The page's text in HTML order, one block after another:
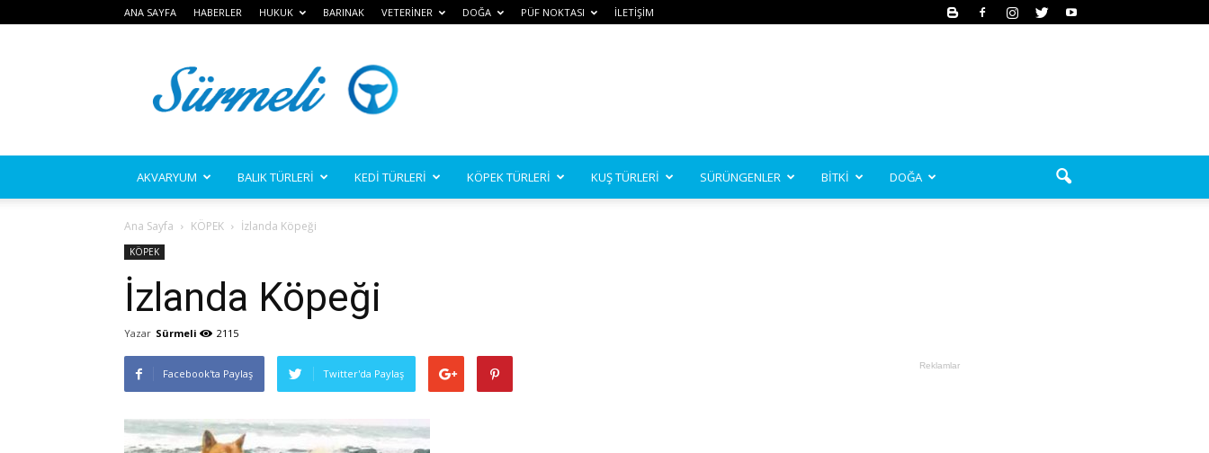
ANA SAYFA HABERLER HUKUK BARINAK VETERİNER DOĞA PÜF NOKTASI İLETİŞİM
AKVARYUM BALIK TÜRLERİ KEDİ TÜRLERİ KÖPEK TÜRLERİ KUŞ TÜRLERİ SÜRÜNGENLER BİTKİ DOĞA
Ana Sayfa KÖPEK İzlanda Köpeği
KÖPEK
İzlanda Köpeği
Yazar Sürmeli 2115
Facebook'ta Paylaş Twitter'da Paylaş
Reklamlar